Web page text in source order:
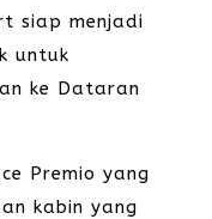
siap menjadi
untuk
ke Dataran
Premio yang
kabin yang